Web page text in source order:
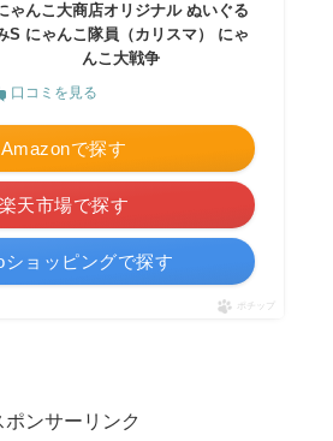
ゃんこ大商店オリジナル ぬいぐる
S にゃんこ隊員（カリスマ） にゃ
んこ大戦争
口コミを見る
Amazonで探す
楽天市場で探す
ショッピングで探す
ポチップ
ポンサーリンク